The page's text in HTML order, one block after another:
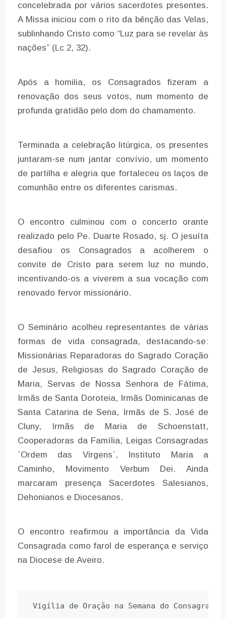
concelebrada por vários sacerdotes presentes.
A Missa iniciou com o rito da bênção das Velas,
sublinhando Cristo como “Luz para se revelar às
nações” (Lc 2, 32).
Após a homilia, os Consagrados fizeram a
renovação dos seus votos, num momento de
profunda gratidão pelo dom do chamamento.
Terminada a celebração litúrgica, os presentes
juntaram-se num jantar convívio, um momento
de partilha e alegria que fortaleceu os laços de
comunhão entre os diferentes carismas.
O encontro culminou com o concerto orante
realizado pelo Pe. Duarte Rosado, sj. O jesuíta
desafiou os Consagrados a acolherem o
convite de Cristo para serem luz no mundo,
incentivando-os a viverem a sua vocação com
renovado fervor missionário.
O Seminário acolheu representantes de várias
formas de vida consagrada, destacando-se:
Missionárias Reparadoras do Sagrado Coração
de Jesus, Religiosas do Sagrado Coração de
Maria, Servas de Nossa Senhora de Fátima,
Irmãs de Santa Doroteia, Irmãs Dominicanas de
Santa Catarina de Sena, Irmãs de S. José de
Cluny, Irmãs de Maria de Schoenstatt,
Cooperadoras da Família, Leigas Consagradas
`Ordem das Virgens´, Instituto Maria a
Caminho, Movimento Verbum Dei. Ainda
marcaram presença Sacerdotes Salesianos,
Dehonianos e Diocesanos.
O encontro reafirmou a importância da Vida
Consagrada como farol de esperança e serviço
na Diocese de Aveiro.
Vigília de Oração na Semana do Consagrado